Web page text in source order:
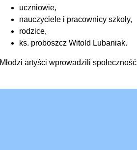
uczniowie,
nauczyciele i pracownicy szkoły,
rodzice,
ks. proboszcz Witold Lubaniak.
Młodzi artyści wprowadzili